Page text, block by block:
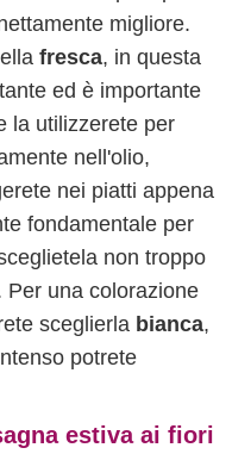
migliore.
fresca, in questa
ed è importante
la utilizzerete per
nell'olio,
nei piatti appena
fondamentale per
non troppo
Per una colorazione
sceglierla bianca,
potrete
estiva ai fiori